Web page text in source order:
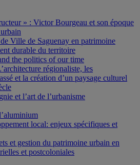
» : Victor Bourgeau et son époque
Ville de Saguenay en patrimoine
durable du territoire
the politics of our time
régionaliste, les
et la création d’un paysage culturel
et l’art de l’urbanisme
local: enjeux spécifiques et
et gestion du patrimoine urbain en
et postcoloniales